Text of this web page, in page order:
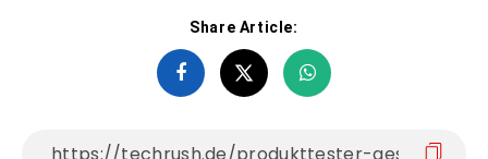
Share Article: